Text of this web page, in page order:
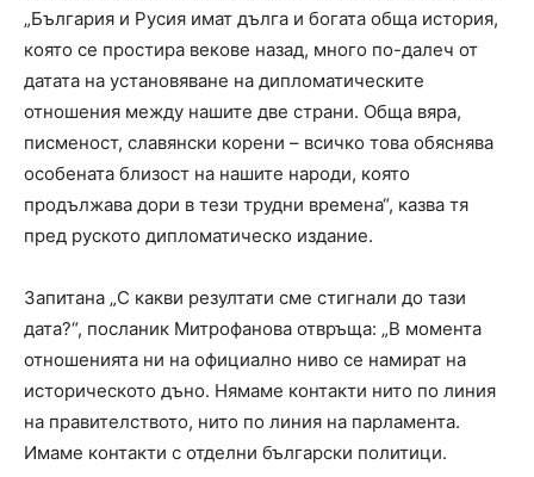
„България и Русия имат дълга и богата обща история,
която се простира векове назад, много по-далеч от
датата на установяване на дипломатическите
отношения между нашите две страни. Обща вяра,
писменост, славянски корени – всичко това обяснява
особената близост на нашите народи, която
продължава дори в тези трудни времена“, казва тя
пред руското дипломатическо издание.
Запитана „С какви резултати сме стигнали до тази
дата?“, посланик Митрофанова отвръща: „В момента
отношенията ни на официално ниво се намират на
историческото дъно. Нямаме контакти нито по линия
на правителството, нито по линия на парламента.
Имаме контакти с отделни български политици.